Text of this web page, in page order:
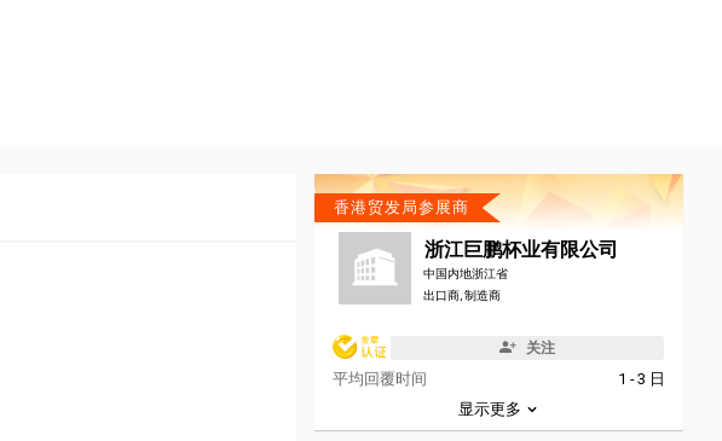
香港贸发局参展商
浙江巨鹏杯业有限公司
中国内地浙江省
出口商, 制造商
关注
平均回覆时间
1 - 3 日
显示更多